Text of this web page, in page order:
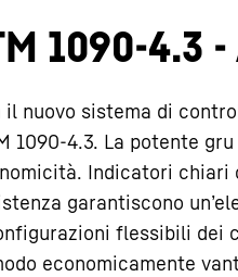
1090-4.3
il nuovo sistema di
1090-4.3. La potente
Indicatori chiari
garantiscono
flessibili dei
economicamente